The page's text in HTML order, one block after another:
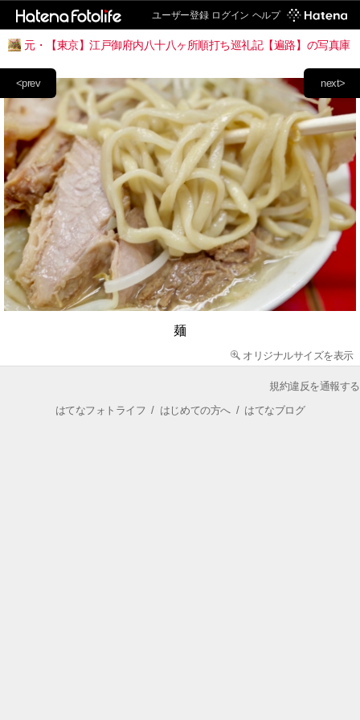
ユーザー登録 ログイン ヘルプ
元・【東京】江戸御府内八十八ヶ所順打ち巡礼記【遍路】の写真庫
next>
<prev
麺
オリジナルサイズを表示
規約違反を通報する
はてなフォトライフ / はじめての方へ/ はてなブログ